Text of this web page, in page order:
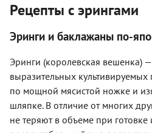
Рецепты с эрингами
Эринги и баклажаны по-
Эринги (королевская вешенка)
выразительных культивируемых
по мощной мясистой ножке и
шляпке. В отличие от многих
не теряют в объеме при